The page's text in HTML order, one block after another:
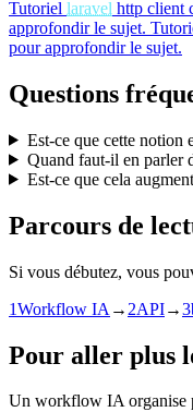
Tutoriel laravel http client
approfondir le sujet.
pour approfondir le sujet.
Questions
Est-ce que cette notion
Quand faut-il en parler
Est-ce que cela
Parcours de
Si vous débutez, vous
1Workflow IA → 2API→3
Pour aller plus
Un workflow IA organise